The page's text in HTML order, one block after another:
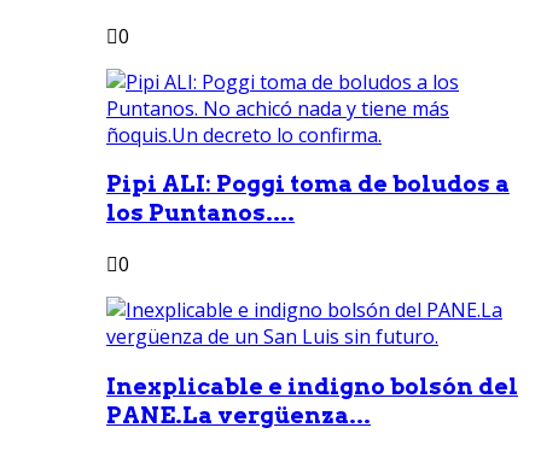
0
Pipi ALI: Poggi toma de boludos a
los Puntanos....
0
Inexplicable e indigno bolsón del
PANE.La vergüenza...